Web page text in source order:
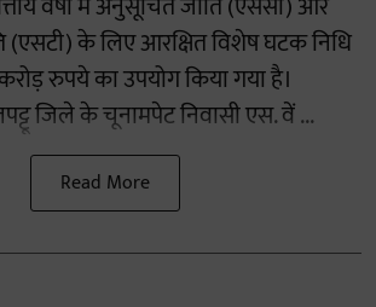
के लिए आरक्षित विशेष घटक निधि
रुपये का उपयोग किया गया है।
जिले के चूनामपेट निवासी एस. वें ...
Read More